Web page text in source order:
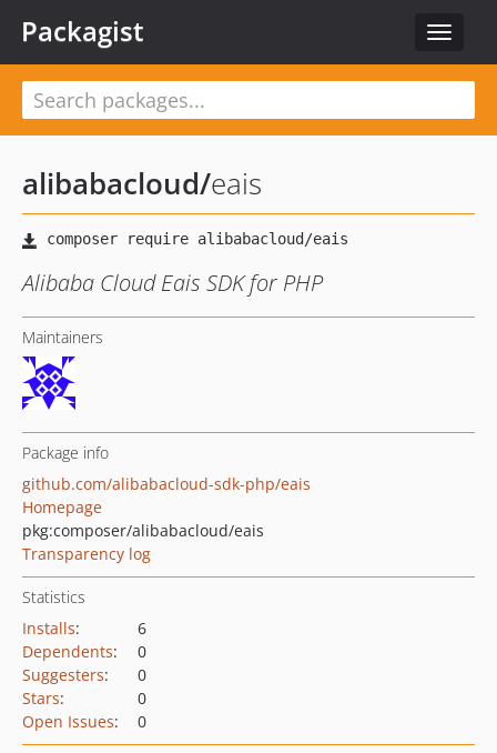
Toggle
Packagist
alibabacloud/eais
Alibaba Cloud Eais SDK for PHP
Maintainers
Package info
github.com/alibabacloud-sdk-php/eais
Homepage
pkg:composer/alibabacloud/eais
Transparency log
Statistics
Installs:
6
Dependents:
0
Suggesters:
0
Stars:
0
Open Issues: 0